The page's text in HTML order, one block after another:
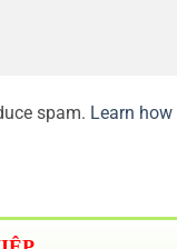
spam. Learn